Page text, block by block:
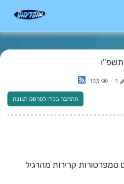
תשפ"ו
1
133
התחבר בכדי לפרסם תגובה
חודשים עם טמפרטורות קרירות מהרגיל